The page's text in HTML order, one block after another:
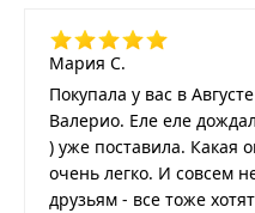
Мария С.
Покупала у вас в
Валерио. Еле еле
) уже поставила. Какая
очень легко. И совсем
друзьям - все тоже